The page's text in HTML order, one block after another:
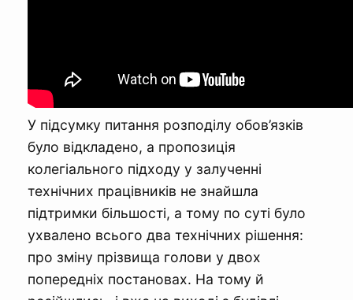
У підсумку питання розподілу обов’язків
було відкладено, а пропозиція
колегіального підходу у залученні
технічних працівників не знайшла
підтримки більшості, а тому по суті було
ухвалено всього два технічних рішення:
про зміну прізвища голови у двох
попередніх постановах. На тому й